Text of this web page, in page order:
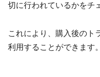
切に行われているかをチ
これにより、購入後のト
利用することができます。